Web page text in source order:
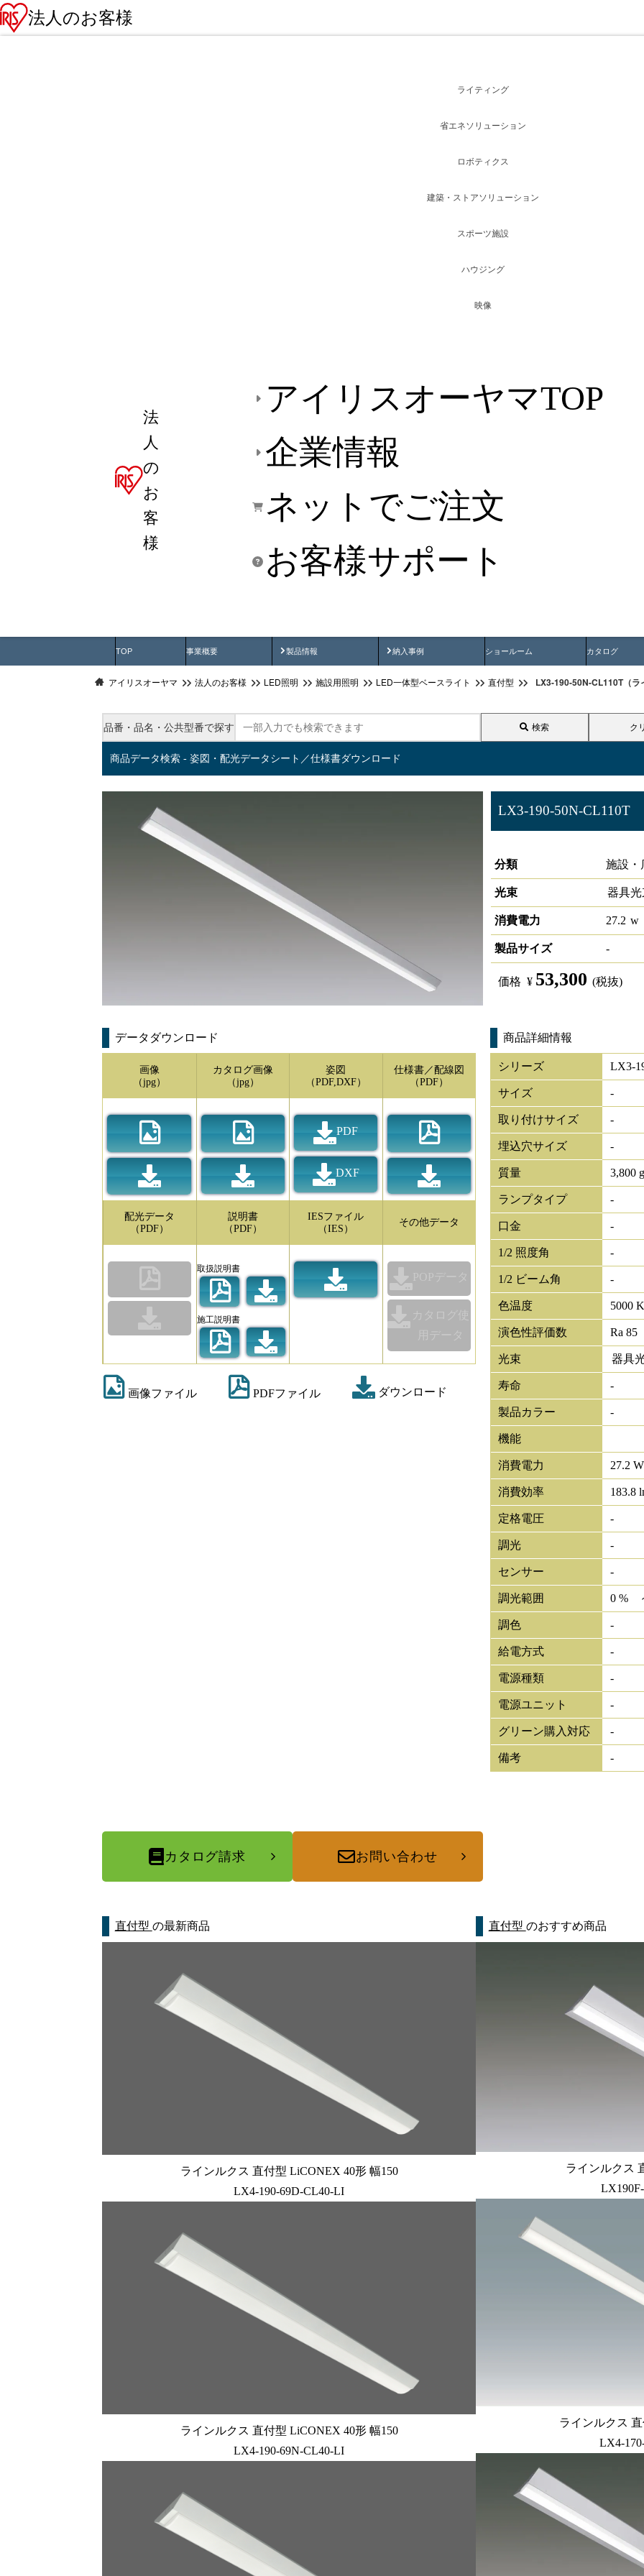
法人のお客様
法
人
の
お
客
様
アイリスオーヤマTOP
企業情報
ネットでご注文
お客様サポート
ライティング
省エネソリューション
ロボティクス
建築・ストアソリューション
スポーツ施設
ハウジング
映像
TOP 事業概要 製品情報
製品動画 納入事例
納入事例動画 ショールーム カタログ
アイリスオーヤマ 法人のお客様 LED照明 施設用照明 LED一体型ベースライト 直付型 LX3-190-50N-CL110T（ラ
品番・品名・公共型番で探す 検索 ク
商品データ検索 - 姿図・配光データシート／仕様書ダウンロード
LX3-190-50N-CL110T
分類
施設
光束 器具
消費電力 27.2 w
製品サイズ -
価格 ¥ 53,300 (税抜)
データダウンロード
画像
（jpg）
カタログ画像
（jpg）
姿図
（PDF,DXF）
PDF
DXF
仕様書／配線図
（PDF）
配光データ
（PDF）
説明書
（PDF）
取扱説明書
施工説明書
IESファイル
（IES）
その他データ
POPデータ
カタログ使
用データ
画像ファイル PDFファイル ダウンロード
商品詳細情報
シリーズ LX3-
サイズ -
取り付けサイズ -
埋込穴サイズ -
質量 3,800 g
ランプタイプ -
口金 -
1/2 照度角 -
1/2 ビーム角 -
色温度 5000 K
演色性評価数 Ra 85
光束 器具
寿命 -
製品カラー -
機能
消費電力 27.2
消費効率 183.8
定格電圧 -
調光 -
センサー -
調光範囲 0 %
調色 -
給電方式 -
電源種類 -
電源ユニット -
グリーン購入対応 -
備考 -
カタログ請求 お問い合わせ
直付型 の最新商品
ラインルクス 直付型 LiCONEX 40形 幅150
LX4-190-69D-CL40-LI
ラインルクス 直付型 LiCONEX 40形 幅150
LX4-190-69N-CL40-LI
直付型 のおすすめ商品
ラインルクス
ラインルクス
LX4-